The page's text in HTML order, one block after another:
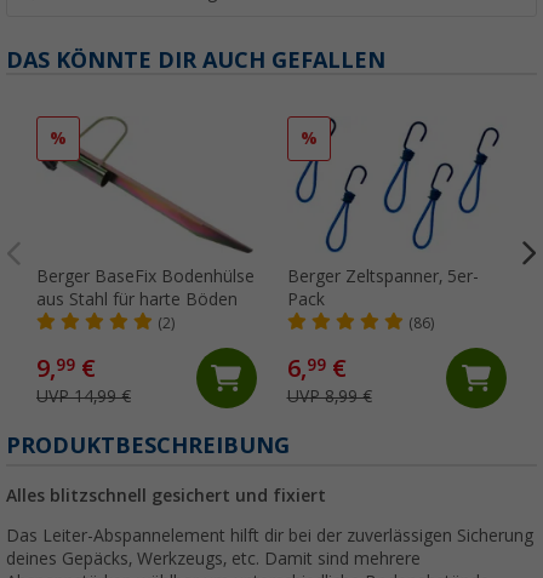
DAS KÖNNTE DIR AUCH GEFALLEN
%
Berger BaseFix Bodenhülse
aus Stahl für harte Böden
(2)
9,99 €
UVP 14,99 €
%
Berger Zeltspanner, 5er-
Pack
(86)
6,99€
UVP 8,99 €
PRODUKTBESCHREIBUNG
Alles blitzschnell gesichert und fixiert
Das Leiter-Abspannelement hilft dir bei der zuverlässigen Sicherung
deines Gepäcks, Werkzeugs, etc. Damit sind mehrere